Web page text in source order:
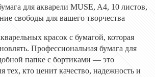
для акварели MUSE, A4, 10 листов,
свободы для вашего творчества
красок с бумагой, которая
Профессиональная бумага для
папке с бортиками — это
тех, кто ценит качество, надежность и